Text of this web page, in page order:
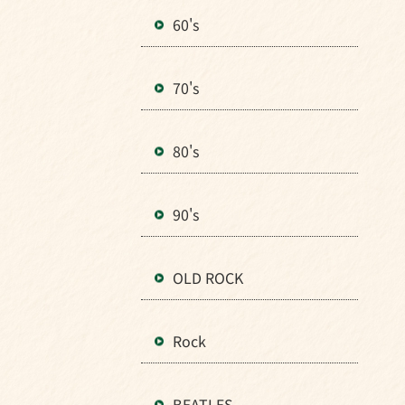
60's
70's
80's
90's
OLD ROCK
Rock